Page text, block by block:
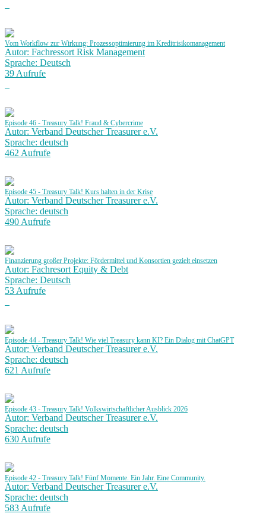
Vom Workflow zur Wirkung: Prozessoptimierung im Kreditrisikomanagement
Autor: Fachressort Risk Management
Sprache: Deutsch
39 Aufrufe
Episode 46 - Treasury Talk! Fraud & Cybercrime
Autor: Verband Deutscher Treasurer e.V.
Sprache: deutsch
462 Aufrufe
Episode 45 - Treasury Talk! Kurs halten in der Krise
Autor: Verband Deutscher Treasurer e.V.
Sprache: deutsch
490 Aufrufe
Finanzierung großer Projekte: Fördermittel und Konsortien gezielt einsetzen
Autor: Fachresort Equity & Debt
Sprache: Deutsch
53 Aufrufe
Episode 44 - Treasury Talk! Wie viel Treasury kann KI? Ein Dialog mit ChatGPT
Autor: Verband Deutscher Treasurer e.V.
Sprache: deutsch
621 Aufrufe
Episode 43 - Treasury Talk! Volkswirtschaftlicher Ausblick 2026
Autor: Verband Deutscher Treasurer e.V.
Sprache: deutsch
630 Aufrufe
Episode 42 - Treasury Talk! Fünf Momente. Ein Jahr. Eine Community.
Autor: Verband Deutscher Treasurer e.V.
Sprache: deutsch
583 Aufrufe